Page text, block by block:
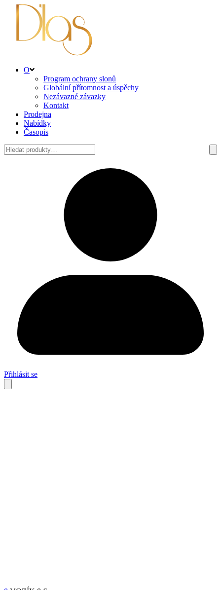
O
Program ochrany slonů
Globální přítomnost a úspěchy
Nezávazné závazky
Kontakt
Prodejna
Nabídky
Časopis
Přihlásit se